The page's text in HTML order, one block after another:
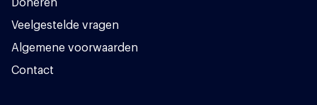
Doneren
Veelgestelde vragen
Algemene voorwaarden
Contact